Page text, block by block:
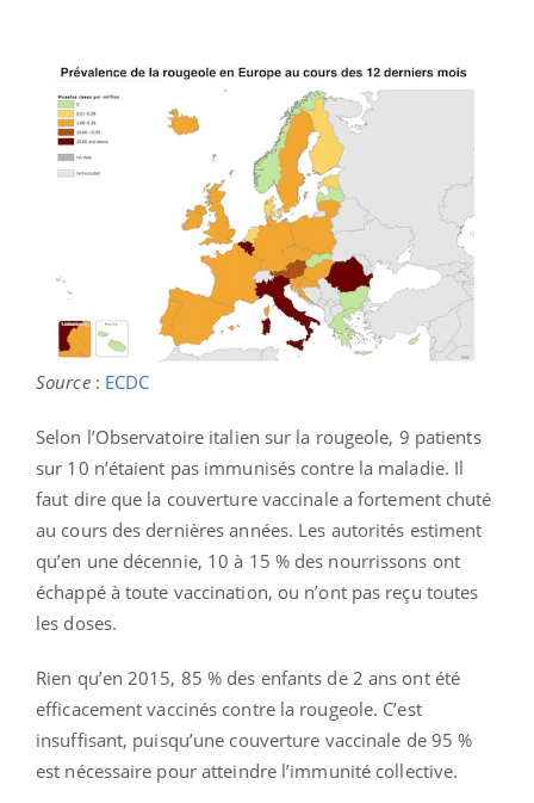
Source : ECDC
Selon l’Observatoire italien sur la rougeole, 9 patients
sur 10 n’étaient pas immunisés contre la maladie. Il
faut dire que la couverture vaccinale a fortement chuté
au cours des dernières années. Les autorités estiment
qu’en une décennie, 10 à 15 % des nourrissons ont
échappé à toute vaccination, ou n’ont pas reçu toutes
les doses.
Rien qu’en 2015, 85 % des enfants de 2 ans ont été
efficacement vaccinés contre la rougeole. C’est
insuffisant, puisqu’une couverture vaccinale de 95 %
est nécessaire pour atteindre l’immunité collective.